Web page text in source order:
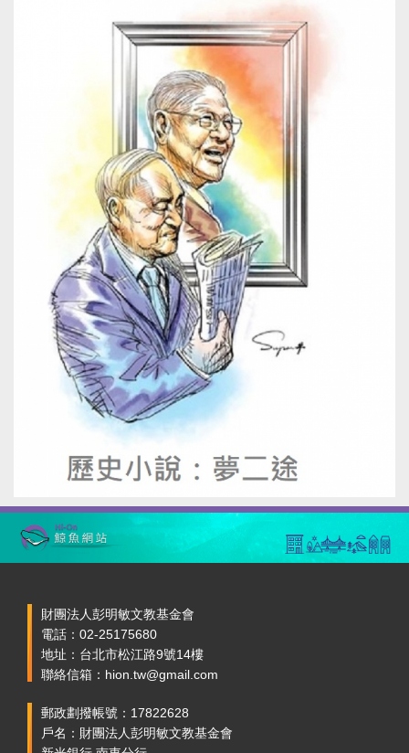
財團法人彭明敏文教基金會
電話：02-25175680
地址：台北市松江路9號14樓
聯絡信箱：hion.tw@gmail.com
郵政劃撥帳號：17822628
戶名：財團法人彭明敏文教基金會